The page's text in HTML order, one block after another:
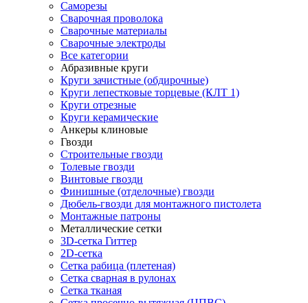
Саморезы
Сварочная проволока
Сварочные материалы
Сварочные электроды
Все категории
Абразивные круги
Круги зачистные (обдирочные)
Круги лепестковые торцевые (КЛТ 1)
Круги отрезные
Круги керамические
Анкеры клиновые
Гвозди
Строительные гвозди
Толевые гвозди
Винтовые гвозди
Финишные (отделочные) гвозди
Дюбель-гвозди для монтажного пистолета
Монтажные патроны
Металлические сетки
3D-сетка Гиттер
2D-сетка
Сетка рабица (плетеная)
Сетка сварная в рулонах
Сетка тканая